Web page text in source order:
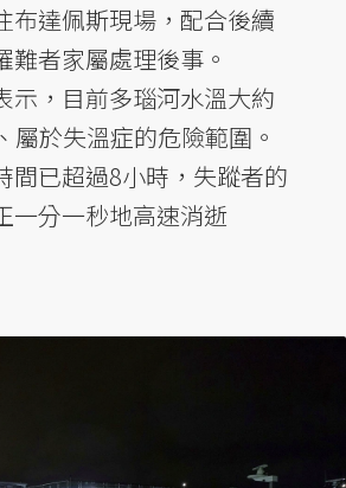
布達佩斯現場，配合後續
難者家屬處理後事。
示，目前多瑙河水溫大約
屬於失溫症的危險範圍。
間已超過8小時，失蹤者的
一分一秒地高速消逝